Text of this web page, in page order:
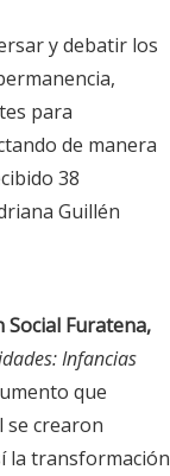
y debatir los
para
de manera
38
Guillén
Social Furatena,
Infancias
que
se crearon
la transformación